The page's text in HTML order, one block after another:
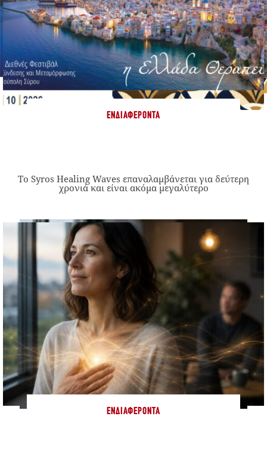
ΕΝΔΙΑΦΈΡΟΝΤΑ
Το Syros Healing Waves επαναλαμβάνεται για δεύτερη
χρονιά και είναι ακόμα μεγαλύτερο
ΕΝΔΙΑΦΈΡΟΝΤΑ